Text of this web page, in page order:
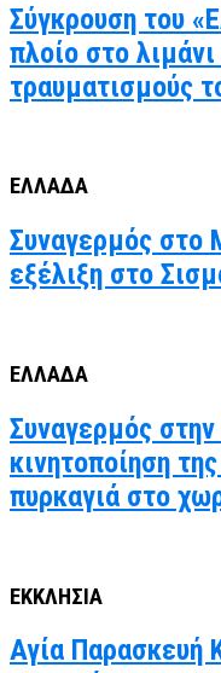
Σύγκρουση του
πλοίο στο
τραυματισμούς
ΕΛΛΑΔΑ
Συναγερμός στο
εξέλιξη στο
ΕΛΛΑΔΑ
Συναγερμός
κινητοποίηση
πυρκαγιά στο
ΕΚΚΛΗΣΙΑ
Αγία Παρασκευή